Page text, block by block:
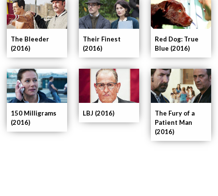
The Fury of a
Patient Man
(2016)
LBJ (2016)
150 Milligrams
(2016)
Red Dog: True
Blue (2016)
Their Finest
(2016)
The Bleeder
(2016)